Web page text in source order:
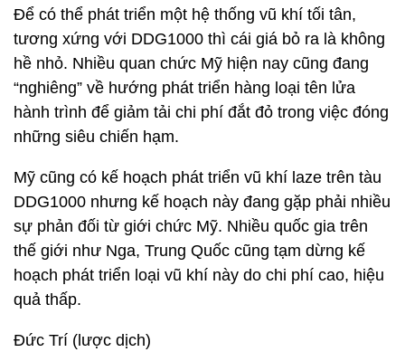
Để có thể phát triển một hệ thống vũ khí tối tân,
tương xứng với DDG1000 thì cái giá bỏ ra là không
hề nhỏ. Nhiều quan chức Mỹ hiện nay cũng đang
“nghiêng” về hướng phát triển hàng loại tên lửa
hành trình để giảm tải chi phí đắt đỏ trong việc đóng
những siêu chiến hạm.
Mỹ cũng có kế hoạch phát triển vũ khí laze trên tàu
DDG1000 nhưng kế hoạch này đang gặp phải nhiều
sự phản đối từ giới chức Mỹ. Nhiều quốc gia trên
thế giới như Nga, Trung Quốc cũng tạm dừng kế
hoạch phát triển loại vũ khí này do chi phí cao, hiệu
quả thấp.
Đức Trí (lược dịch)